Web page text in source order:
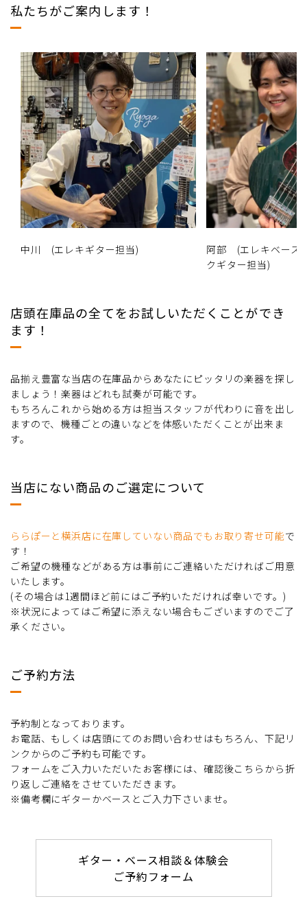
私たちがご案内します！
中川 (エレキギター担当)
阿部 (エレキベース
クギター担当)
店頭在庫品の全てをお試しいただくことができ
ます！
品揃え豊富な当店の在庫品からあなたにピッタリの楽器を探し
ましょう！楽器はどれも試奏が可能です。
もちろんこれから始める方は担当スタッフが代わりに音を出し
ますので、機種ごとの違いなどを体感いただくことが出来ま
す。
当店にない商品のご選定について
ららぽーと横浜店に在庫していない商品でもお取り寄せ可能で
す！
ご希望の機種などがある方は事前にご連絡いただければご用意
いたします。
(その場合は1週間ほど前にはご予約いただければ幸いです。)
※状況によってはご希望に添えない場合もございますのでご了
承ください。
ご予約方法
予約制となっております。
お電話、もしくは店頭にてのお問い合わせはもちろん、下記リ
ンクからのご予約も可能です。
フォームをご入力いただいたお客様には、確認後こちらから折
り返しご連絡をさせていただきます。
※備考欄にギターかベースとご入力下さいませ。
ギター・ベース相談＆体験会
ご予約フォーム